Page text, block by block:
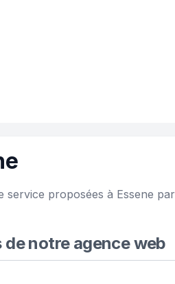
service proposées à Essene
notre agence web